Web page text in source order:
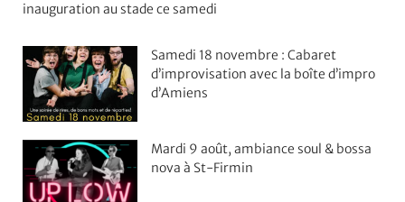
inauguration au stade ce samedi
Samedi 18 novembre : Cabaret
d’improvisation avec la boîte d’impro
d’Amiens
Mardi 9 août, ambiance soul & bossa
nova à St-Firmin